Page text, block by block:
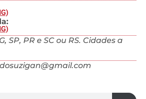
SP, PR e SC ou RS. Cidades a